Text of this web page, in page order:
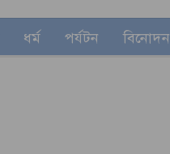
ধর্ম পর্যটন বিনোদন